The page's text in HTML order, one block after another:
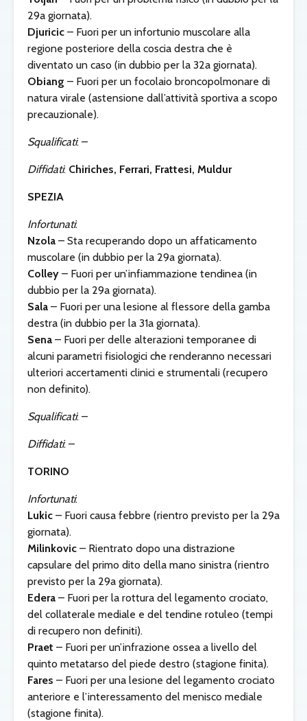
29a giornata).
Djuricic – Fuori per un infortunio muscolare alla
regione posteriore della coscia destra che è
diventato un caso (in dubbio per la 32a giornata).
Obiang – Fuori per un focolaio broncopolmonare di
natura virale (astensione dall’attività sportiva a scopo
precauzionale).
Squalificati: –
Diffidati: Chiriches, Ferrari, Frattesi, Muldur
SPEZIA
Infortunati:
Nzola – Sta recuperando dopo un affaticamento
muscolare (in dubbio per la 29a giornata).
Colley – Fuori per un’infiammazione tendinea (in
dubbio per la 29a giornata).
Sala – Fuori per una lesione al flessore della gamba
destra (in dubbio per la 31a giornata).
Sena – Fuori per delle alterazioni temporanee di
alcuni parametri fisiologici che renderanno necessari
ulteriori accertamenti clinici e strumentali (recupero
non definito).
Squalificati: –
Diffidati: –
TORINO
Infortunati:
Lukic – Fuori causa febbre (rientro previsto per la 29a
giornata).
Milinkovic – Rientrato dopo una distrazione
capsulare del primo dito della mano sinistra (rientro
previsto per la 29a giornata).
Edera – Fuori per la rottura del legamento crociato,
del collaterale mediale e del tendine rotuleo (tempi
di recupero non definiti).
Praet – Fuori per un’infrazione ossea a livello del
quinto metatarso del piede destro (stagione finita).
Fares – Fuori per una lesione del legamento crociato
anteriore e l’interessamento del menisco mediale
(stagione finita).